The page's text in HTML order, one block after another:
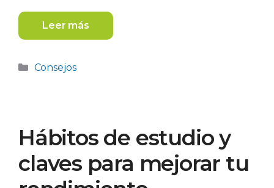
Leer más
Categorías
Consejos
Hábitos de estudio y
claves para mejorar tu